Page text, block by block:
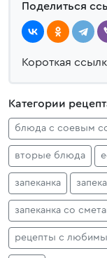
Поделиться
Короткая
Категории
блюда с соевым
вторые блюда
запеканка
запеканка со
рецепты с